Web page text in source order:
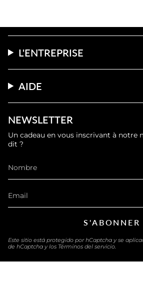
L'ENTREPRISE
AIDE
NEWSLETTER
Un cadeau en vous inscrivant à notre
dit ?
S'ABONNER
Este sitio está protegido por hCaptcha y se
de hCaptcha y los Términos del servicio.